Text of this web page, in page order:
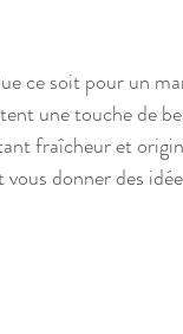
ce soit pour un
une touche de
fraîcheur et
donner des